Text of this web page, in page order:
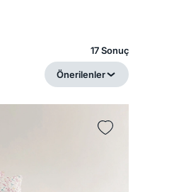
17 Sonuç
Önerilenler